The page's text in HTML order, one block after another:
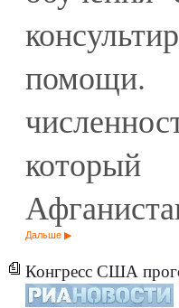
помощи.
который
Дальше
Конгресс США